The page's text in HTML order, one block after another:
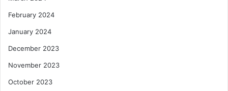
February 2024
January 2024
December 2023
November 2023
October 2023